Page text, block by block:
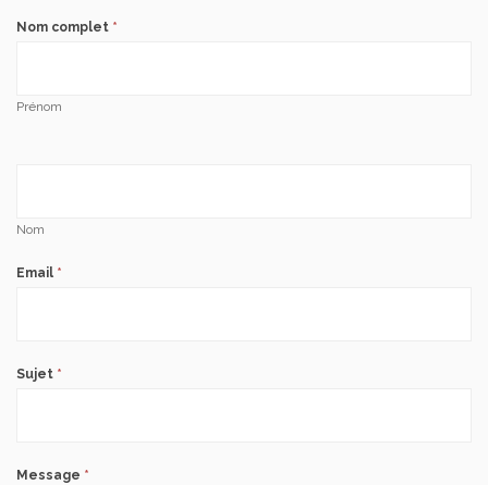
Nom complet *
Prénom
Nom
Email *
Sujet *
Message *